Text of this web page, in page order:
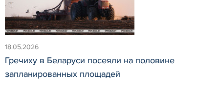
18.05.2026
Гречиху в Беларуси посеяли на половине
запланированных площадей